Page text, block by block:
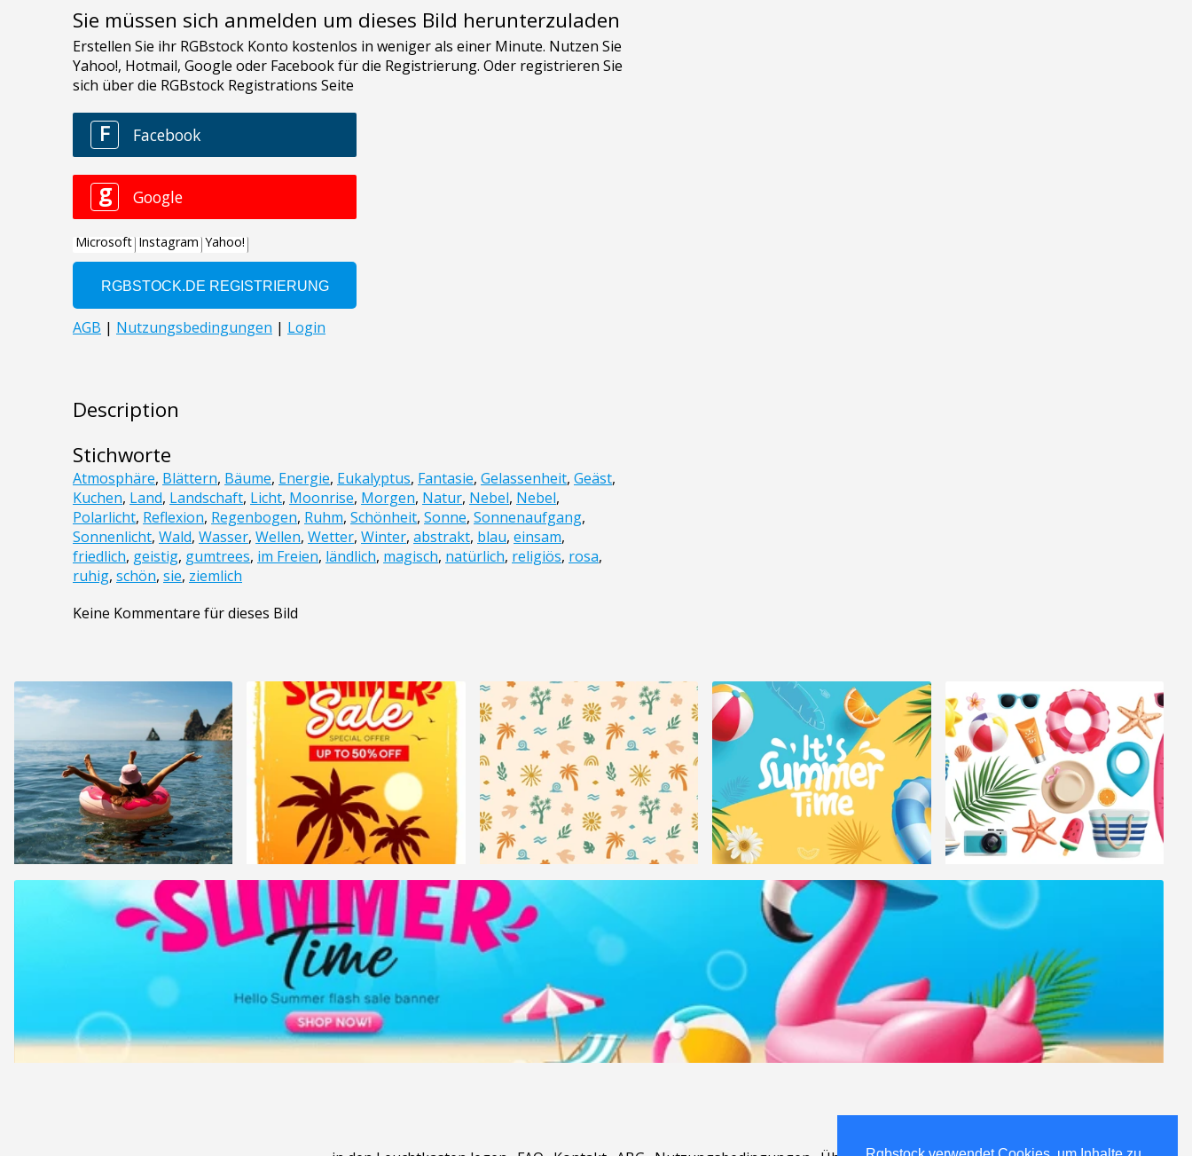
Sie müssen sich anmelden um dieses Bild herunterzuladen
Description
Stichworte
Atmosphäre, Blättern, Bäume, Energie, Eukalyptus, Fantasie, Gelassenheit, Geäst,
Kuchen, Land, Landschaft, Licht, Moonrise, Morgen, Natur, Nebel, Nebel,
Polarlicht, Reflexion, Regenbogen, Ruhm, Schönheit, Sonne, Sonnenaufgang,
Sonnenlicht, Wald, Wasser, Wellen, Wetter, Winter, abstrakt, blau, einsam,
friedlich, geistig, gumtrees, im Freien, ländlich, magisch, natürlich, religiös, rosa,
ruhig, schön, sie, ziemlich
Keine Kommentare für dieses Bild